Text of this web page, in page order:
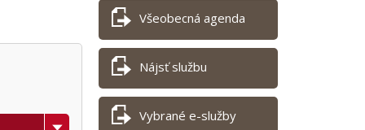
Všeobecná agenda
Nájsť službu
Vybrané e-služby